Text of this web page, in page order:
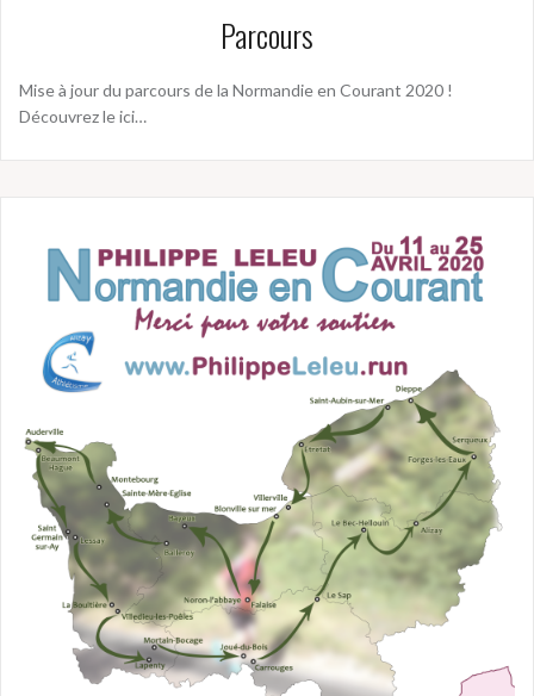
Parcours
Mise à jour du parcours de la Normandie en Courant 2020 !
Découvrez le ici…